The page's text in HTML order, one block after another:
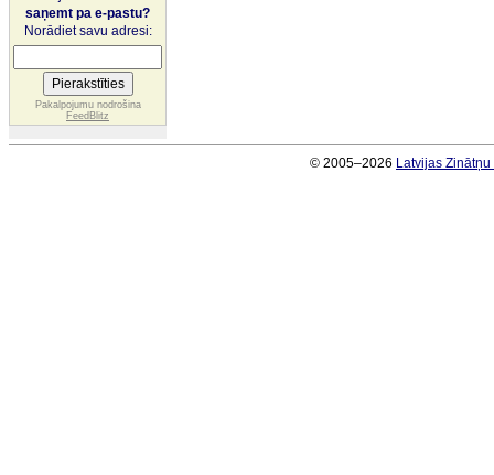
saņemt pa e-pastu?
Norādiet savu adresi:
Pakalpojumu nodrošina
FeedBlitz
© 2005–2026 Latvijas